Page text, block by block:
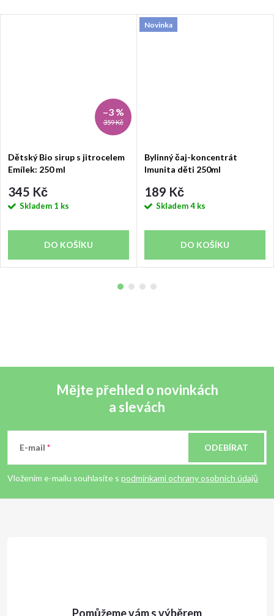
359 Kč
–3 %
Dětský Bio sirup s jitrocelem
Emílek: 250 ml
345 Kč
Skladem 1 ks
DO KOŠÍKU
Novinka
Bylinný čaj-koncentrát
Imunita děti 250ml
189 Kč
Skladem4 ks
DO KOŠÍKU
p
Mějte přehled o novinkách
a slevách
E-mail
Vložením e-mailu souhlasíte s podmínkami ochrany osobních údajů
ODEBÍRAT